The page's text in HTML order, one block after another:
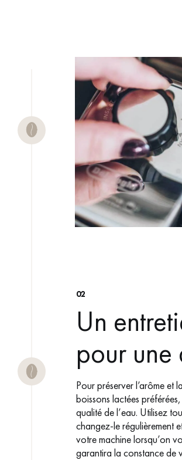
02
Un
pour une
Pour préserver l’arôme et
boissons lactées
qualité de l’eau. Utilisez
changez-le régulièrement
votre machine lorsqu’on
garantira la constance de